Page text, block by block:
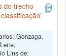
do trecho
Gonzaga,
Lins de;